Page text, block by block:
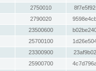
2750010
2790020
23500600
25700100
23300900
25900700